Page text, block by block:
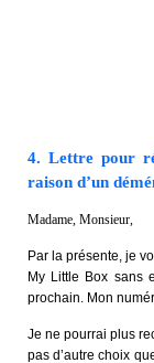
4. Lettre pour
raison d’un
Madame, Monsieur,
Par la présente, je
My Little Box sans
prochain. Mon
Je ne pourrai plus
pas d’autre choix